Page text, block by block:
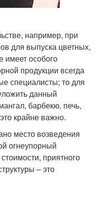
например, при
для выпуска цветных,
имеет особого
продукции всегда
специалисты; то для
данный
барбекю, печь,
крайне важно.
место возведения
огнеупорный
приятного
– это